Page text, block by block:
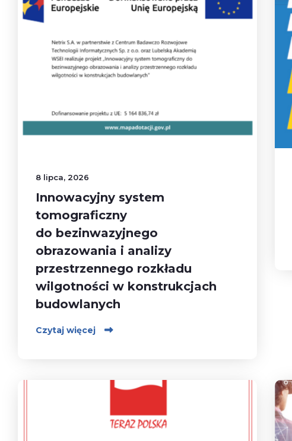
8 lipca, 2026
Innowacyjny system
tomograficzny
do bezinwazyjnego
obrazowania i analizy
przestrzennego rozkładu
wilgotności w konstrukcjach
budowlanych
Czytaj więcej